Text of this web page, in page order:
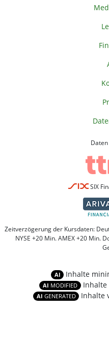
SIX
Zeitverzögerung der Kursdaten:
NYSE +20 Min. AMEX +20 Min.
AI Inhalte
AI MODIFIED Inhalte
AI GENERATED Inhalte